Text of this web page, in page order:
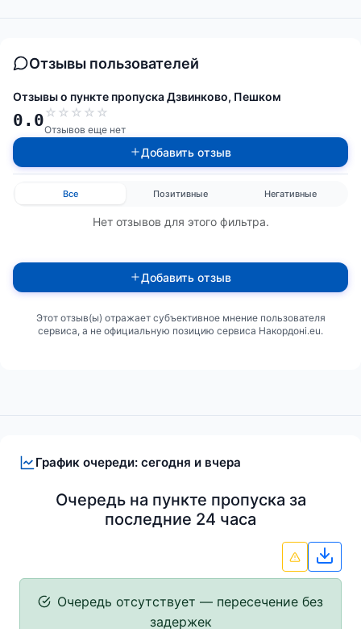
График очереди: сегодня и вчера
Очередь на пункте пропуска за
последние 24 часа
Очередь отсутствует — пересечение без
задержек
Отзывы пользователей
Отзывы о пункте пропуска Дзвинково, Пешком
0.0☆ ☆ ☆ ☆ ☆
Отзывов еще нет
Добавить отзыв
Все Позитивные Негативные
Нет отзывов для этого фильтра.
Добавить отзыв
Этот отзыв(ы) отражает субъективное мнение пользователя
сервиса, а не официальную позицию сервиса Накордоні.eu.